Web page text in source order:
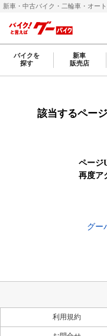
新車・中古バイク・二輪車・オー
バイクを
探す
新車
販売店
該当するペー
ページ
再度ア
グー
利用規約